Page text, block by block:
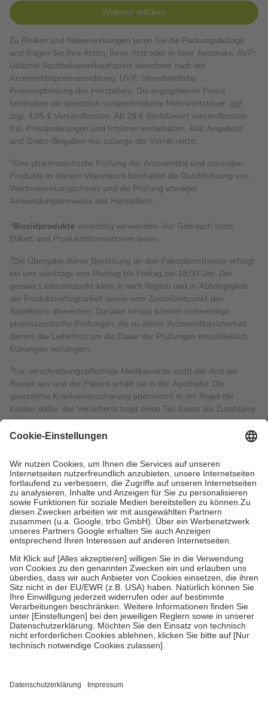
Widerruf erklären
Zu Risiken und Nebenwirkungen lesen Sie die Packungsbeilage
und fragen Sie Ihre Ärztin, Ihren Arzt oder in Ihrer Apotheke. AVP:
Üblicher Apothekenverkaufspreis berechnet nach der
Arzneimittelpreisverordnung. UVP: Unverbindliche
Preisempfehlung des Herstellers. Die angegebenen Preise
beinhalten die gesetzlich vorgeschriebene Mehrwertsteuer, ggf.
zzgl. 4,95 € Versandkosten. Ab 29 € Bestell­wert versand­kosten­
frei. Preisänderungen und Irrtümer vorbehalten. Alle Angebote
und Gratis-Beigaben nur solange der Vorrat reicht.
1Eine pharmazeutische Prüfung der Arzneimittel und sonstigen
Produkte in deinem Warenkorb beinhaltet die Durchführung von
Wechselwirkungschecks und die Prüfung etwaiger
Anwendungshinweise des Herstellers.
2Biozidprodukte vorsichtig verwenden. Vor Gebrauch stets
Etikett und Produktinformationen lesen.
3Die Übergabe deiner Bestellung an den Paketdienstleister erfolgt
bei uns werktags von Montag bis Freitag bis 18:00 Uhr. Der
genaue Lieferzeitpunkt kann je nach Region und in Abhängigkeit
der Produktverfügbarkeit sowie vom Zustellzeitpunkt des
Spediteurs abweichen. Darüber hinaus können notwendige
pharmazeutische Prüfungen, die zu deiner Arzneimittelsicherheit
dienen, die Lieferfrist um die Dauer der Prüfungen einschließlich
Klärungen verlängern.
4Für verschreibungspflichtige Medikamente stellt der Arzt ein
Rezept aus und der Patient erhält sie in der Apotheke. Die
gesetzliche Krankenversicherung übernimmt in der Regel die
Kosten dafür, der Versicherte trägt einen Teil davon als Zuzahlung
mit.
Grundsätzlich leisten Mitglieder Zuzahlungen in Höhe von zehn
höchstens zehn Euro.
Es sind jedoch nie mehr als die
tatsächlichen Kosten der Leistung zu entrichten.
Diese Regeln gelten grundsätzlich auch für Online-Apotheken.
Bei Heilmitteln und häuslicher Krankenpflege beträgt die
Zuzahlung zehn Prozent der Kosten sowie zehn Euro je
Verordnung.
Um das Engagement der Versicherten für ihre eigene Gesundheit
zu stärken und die besondere Stellung der Familie zu unterstützen,
fallenkeine Zuzahlungenan bei:
• Kindern und Jugendlichen bis zum vollendeten 18. Lebensjahr
mit Ausnahme der Fahrkosten
• Untersuchungen zur Vorsorge und Früherkennung, die von der
GKV getragen werden
• empfohlenen Schutzimpfungen
• Harn- und Blutteststreifen
getroffen, um sicherzustellen, dass es sich um echte Bewertungen